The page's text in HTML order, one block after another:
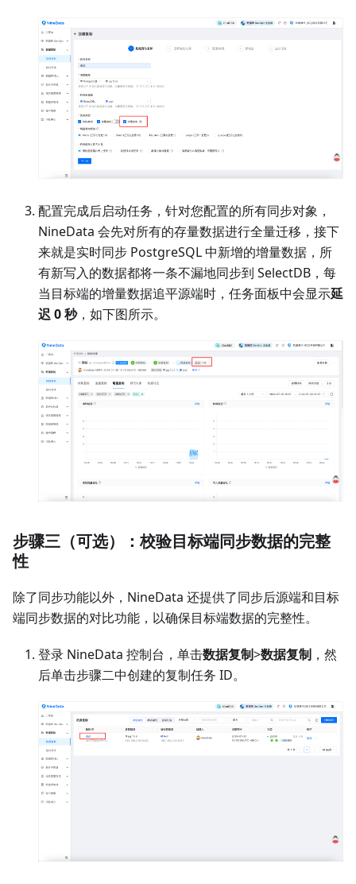
配置完成后启动任务，针对您配置的所有同步对象，
NineData 会先对所有的存量数据进行全量迁移，接下
来就是实时同步 PostgreSQL 中新增的增量数据，所
有新写入的数据都将一条不漏地同步到 SelectDB，每
当目标端的增量数据追平源端时，任务面板中会显示延
迟 0 秒，如下图所示。
步骤三（可选）：校验目标端同步数据的完整
性
除了同步功能以外，NineData 还提供了同步后源端和目标
端同步数据的对比功能，以确保目标端数据的完整性。
登录 NineData 控制台，单击数据复制>数据复制 ，然
后单击步骤二中创建的复制任务 ID。